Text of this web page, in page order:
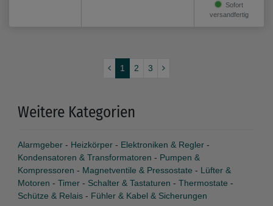
Sofort
versandfertig
1 2 3
Weitere Kategorien
Alarmgeber - Heizkörper - Elektroniken & Regler -
Kondensatoren & Transformatoren - Pumpen &
Kompressoren - Magnetventile & Pressostate - Lüfter &
Motoren - Timer - Schalter & Tastaturen - Thermostate -
Schütze & Relais - Fühler & Kabel & Sicherungen